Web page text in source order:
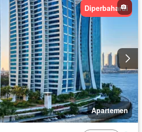
Diperbaharui
Apartemen